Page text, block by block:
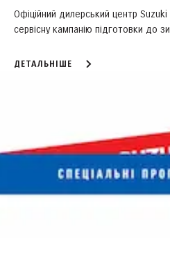
Офіційний дилерський центр
сервісну кампанію підготовки до
ДЕТАЛЬНІШЕ